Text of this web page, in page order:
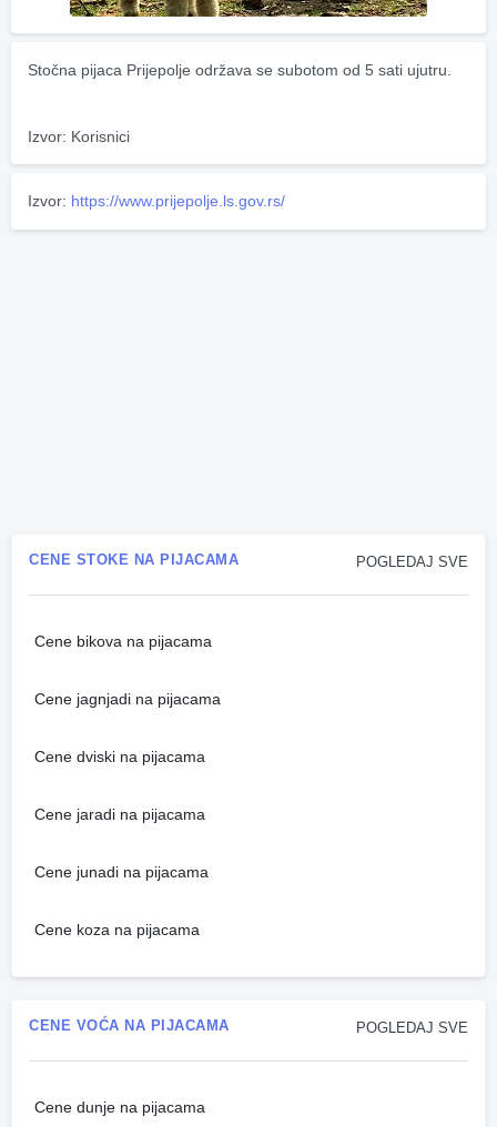
Stočna pijaca Prijepolje održava se subotom od 5 sati ujutru.
Izvor: Korisnici
Izvor: https://www.prijepolje.ls.gov.rs/
POGLEDAJ SVE
CENE STOKE NA PIJACAMA
Cene bikova na pijacama
Cene jagnjadi na pijacama
Cene dviski na pijacama
Cene jaradi na pijacama
Cene junadi na pijacama
Cene koza na pijacama
POGLEDAJ SVE
CENE VOĆA NA PIJACAMA
Cene dunje na pijacama